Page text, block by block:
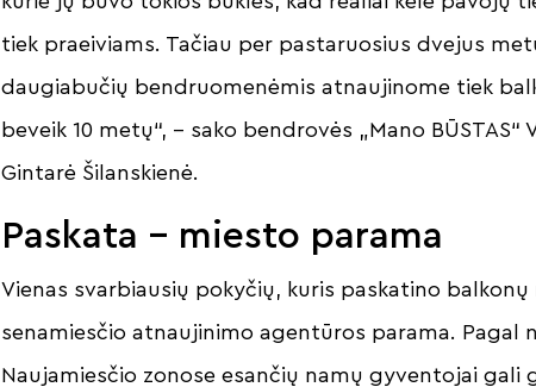
tiek praeiviams. Tačiau per pastaruosius dvejus
daugiabučių bendruomenėmis atnaujinome tiek
beveik 10 metų“, – sako bendrovės „Mano
Gintarė Šilanskienė.
Paskata – miesto parama
Vienas svarbiausių pokyčių, kuris paskatino
senamiesčio atnaujinimo agentūros parama. Pagal
Naujamiesčio zonose esančių namų gyventojai gali